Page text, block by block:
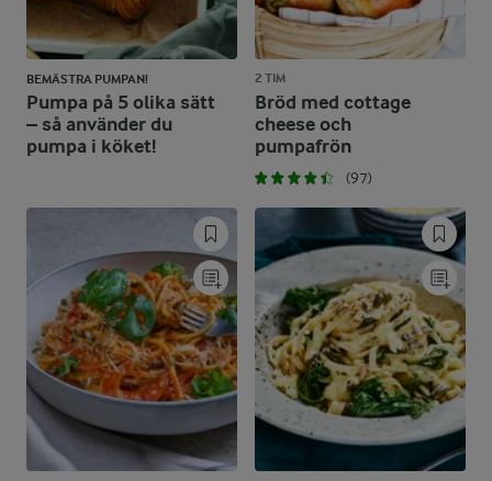
BEMÄSTRA PUMPAN!
Pumpa på 5 olika sätt
– så använder du
pumpa i köket!
2 TIM
Bröd med cottage
cheese och
pumpafrön
(97)